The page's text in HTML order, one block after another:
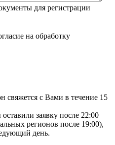
для регистрации
на обработку
свяжется с Вами в течение 15
заявку после 22:00
регионов после 19:00),
день.